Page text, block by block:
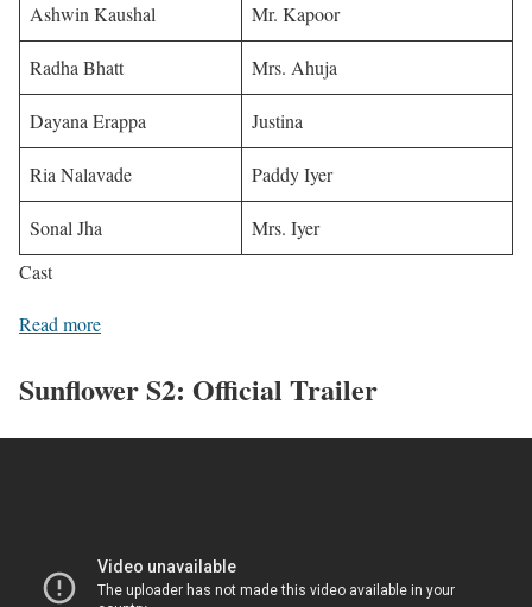
Ashwin Kaushal Mr. Kapoor
Radha Bhatt Mrs. Ahuja
Dayana Erappa Justina
Ria Nalavade Paddy Iyer
Sonal Jha
Mrs. Iyer
Cast
Read more
Sunflower S2: Official Trailer